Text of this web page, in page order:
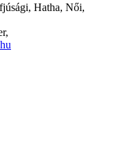
Hatha, Női,